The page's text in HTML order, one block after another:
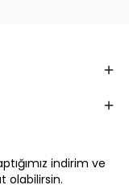
indirim ve
olabilirsin.